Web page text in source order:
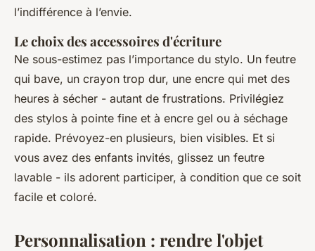
l’indifférence à l’envie.
Le choix des accessoires d'écriture
Ne sous-estimez pas l’importance du stylo. Un feutre
qui bave, un crayon trop dur, une encre qui met des
heures à sécher - autant de frustrations. Privilégiez
des stylos à pointe fine et à encre gel ou à séchage
rapide. Prévoyez-en plusieurs, bien visibles. Et si
vous avez des enfants invités, glissez un feutre
lavable - ils adorent participer, à condition que ce soit
facile et coloré.
Personnalisation : rendre l'objet